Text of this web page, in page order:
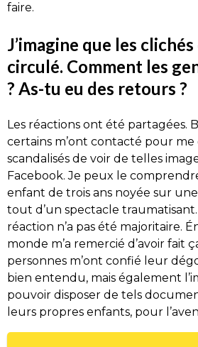
faire.
J’imagine que les
circulé. Comment les
? As-tu eu des retours ?
Les réactions ont été partagées.
certains m’ont contacté pour me
scandalisés de voir de telles
Facebook. Je peux le
enfant de trois ans noyée sur
tout d’un spectacle
réaction n’a pas été majoritaire.
monde m’a remercié d’avoir fait
personnes m’ont confié leur
bien entendu, mais également
pouvoir disposer de tels
leurs propres enfants, pour